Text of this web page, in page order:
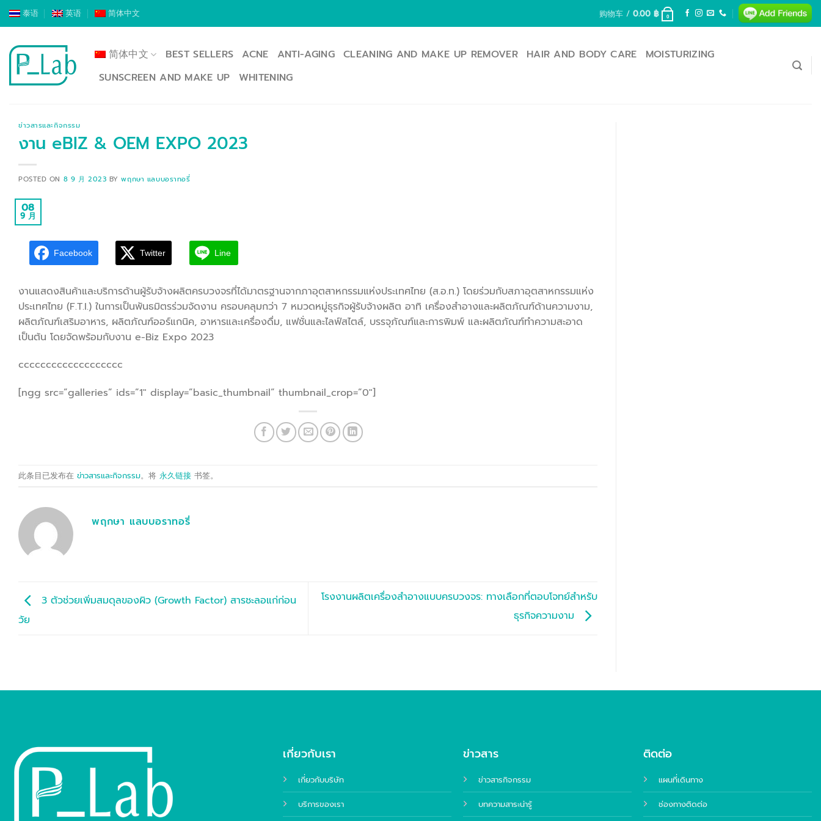
泰语 英语 简体中文 购物车 /0.00฿ 0
简体中文 BEST SELLERS ACNE ANTI-AGING CLEANING AND MAKE UP REMOVER HAIR AND BODY CARE
MOISTURIZING
SUNSCREEN AND MAKE UP
WHITENING
ข่าวสารและกิจกรรม
งาน eBIZ & OEM EXPO 2023
POSTED ON 8 9 月 2023 BYพฤกษา แลบบอราทอรี่
08
9 月
Facebook Twitter Line
งานแสดงสินค้าและบริการด้านผู้รับจ้างผลิตครบวงจรที่ได้มาตรฐานจากภาอุตสาหกรรมแห่งประเทศไทย (ส.อ.ท.) โดยร่วมกับสภาอุตสาหกรรมแห่ง
ประเทศไทย (F.T.I.) ในการเป็นพันธมิตรร่วมจัดงาน ครอบคลุมกว่า 7 หมวดหมู่ธุรกิจผู้รับจ้างผลิต อาทิ เครื่องสำอางและผลิตภัณฑ์ด้านความงาม,
ผลิตภัณฑ์เสริมอาหาร, ผลิตภัณฑ์ออร์แกนิค, อาหารและเครื่องดื่ม, แฟชั่นและไลฟ์สไตล์, บรรจุภัณฑ์และการพิมพ์ และผลิตภัณฑ์ทำความสะอาด
เป็นต้น โดยจัดพร้อมกับงาน e-Biz Expo 2023
ccccccccccccccccccc
[ngg src=”galleries” ids=”1″ display=”basic_thumbnail” thumbnail_crop=”0″]
此条目已发布在 ข่าวสารและกิจกรรม。将 永久链接 书签。
พฤกษา แลบบอราทอรี่
3 ตัวช่วยเพิ่มสมดุลของผิว (Growth Factor) สารชะลอแก่ก่อน
วัย
โรงงานผลิตเครื่องสำอางแบบครบวงจร: ทางเลือกที่ตอบโจทย์สำหรับ
ธุรกิจความงาม
เกี่ยวกับเรา
เกี่ยวกับบริษัท
บริการของเรา
ข่าวสาร
ข่าวสารกิจกรรม
บทความสาระน่ารู้
ติดต่อ
แผนที่เดินทาง
ช่องทางติดต่อ